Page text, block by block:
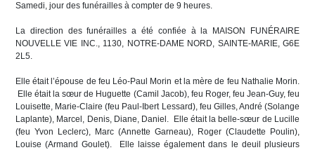
Samedi, jour des funérailles à compter de 9 heures.
La direction des funérailles a été confiée à la MAISON FUNÉRAIRE
NOUVELLE VIE INC., 1130, NOTRE-DAME NORD, SAINTE-MARIE, G6E
2L5.
Elle était l’épouse de feu Léo-Paul Morin et la mère de feu Nathalie Morin.
Elle était la sœur de Huguette (Camil Jacob), feu Roger, feu Jean-Guy, feu
Louisette, Marie-Claire (feu Paul-Ibert Lessard), feu Gilles, André (Solange
Laplante), Marcel, Denis, Diane, Daniel. Elle était la belle-sœur de Lucille
(feu Yvon Leclerc), Marc (Annette Garneau), Roger (Claudette Poulin),
Louise (Armand Goulet). Elle laisse également dans le deuil plusieurs